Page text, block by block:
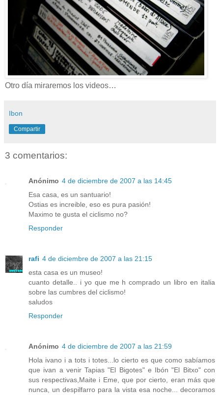
Otro día miraremos los videos…
Ibon
Compartir
3 comentarios:
Anónimo 4 de diciembre de 2007 a las 14:45
Esa casa, es un santuario!
Ostias es increible, eso es pura pasión!
Maximo te gusta el ciclismo no?
Responder
rafi 4 de diciembre de 2007 a las 21:15
esta casa es un museo!
cuanto detalle.. i yo que me h comprado un libro en italia
sobre las cumbres del ciclismo!
saludos
Responder
Anónimo 4 de diciembre de 2007 a las 21:59
Hola ivano i a tots i totes...lo cierto es que como sabíamos
que ivan a venir Tapias "El Bigotes" e Ibón "El Bitxo" con
sus respectivas,Maite i Eme, que por cierto, eran más que
nunca, un despilfarro para la vista esa noche... decoramos